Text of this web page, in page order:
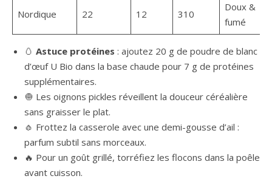
Nordique 22 12 310
Doux &
fumé
🥚 Astuce protéines : ajoutez 20 g de poudre de blanc
d’œuf U Bio dans la base chaude pour 7 g de protéines
supplémentaires.
🧅 Les oignons pickles réveillent la douceur céréalière
sans graisser le plat.
🧄 Frottez la casserole avec une demi-gousse d’ail :
parfum subtil sans morceaux.
🔥 Pour un goût grillé, torréfiez les flocons dans la poêle
avant cuisson.